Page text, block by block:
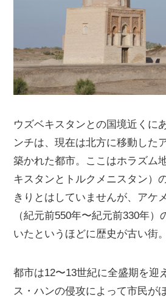
ウズベキスタンとの国境近くに
ンチは、現在は北方に移動した
築かれた都市。ここはホラズム
キスタンとトルクメニスタン）
きりとはしていませんが、アケ
（紀元前550年〜紀元前330年
いたというほどに歴史が古い街。
都市は12〜13世紀に全盛期を迎
ス・ハンの侵攻によって市民が